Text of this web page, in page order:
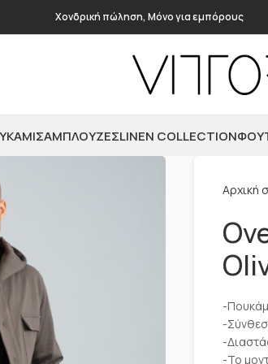
Χονδρική πώληση, Μόνο για εμπόρους
ΜΠΛΟΎΖΕΣLINEN COLLECTION
Αρχική
-
-
-
-Το